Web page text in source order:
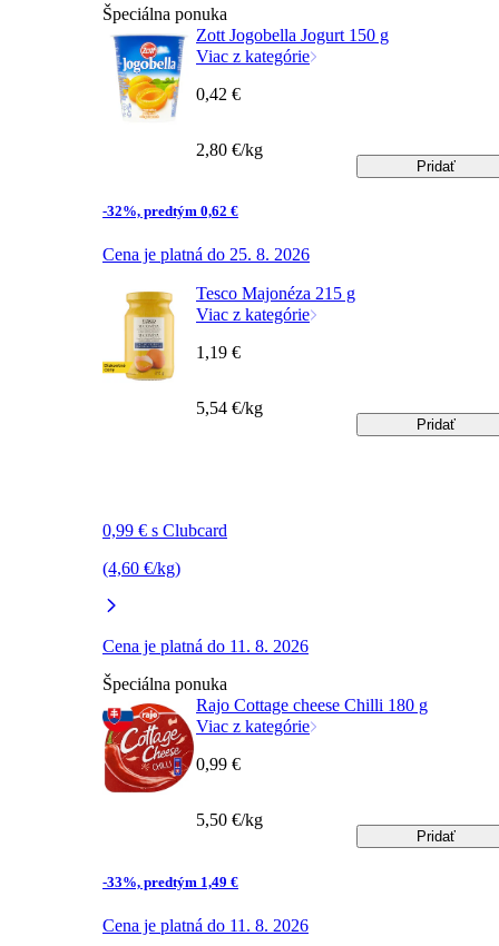
Špeciálna ponuka
Zott Jogobella Jogurt 150 g
Viac z kategórie
-32%, predtým 0,62 €
Cena je platná do 25. 8. 2026
0,42 €
2,80 €/kg
Pridať
Tesco Majonéza 215 g
Viac z kategórie
0,99 € s Clubcard
(4,60 €/kg)
Cena je platná do 11. 8. 2026
1,19 €
5,54 €/kg
Pridať
Špeciálna ponuka
Rajo Cottage cheese Chilli 180 g
Viac z kategórie
-33%, predtým 1,49 €
Cena je platná do 11. 8. 2026
0,99 €
5,50 €/kg
Pridať